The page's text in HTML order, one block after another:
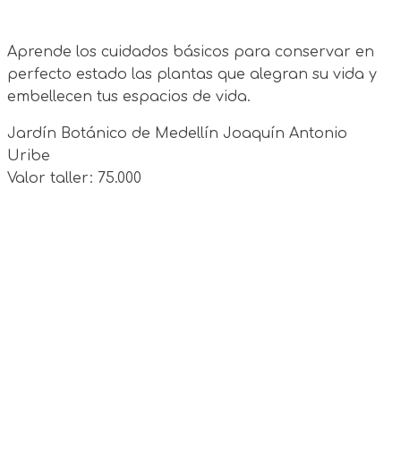
Aprende los cuidados básicos para conservar en
perfecto estado las plantas que alegran su vida y
embellecen tus espacios de vida.
Jardín Botánico de Medellín Joaquín Antonio
Uribe
Valor taller: 75.000